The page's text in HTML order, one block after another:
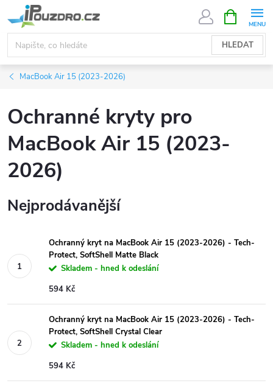
na
obsah
HLEDAT
NÁKUPNÍ
KOŠÍK
MacBook Air 15 (2023-2026)
Ochranné kryty pro
MacBook Air 15 (2023-
2026)
Nejprodávanější
Ochranný kryt na MacBook Air 15 (2023-2026) - Tech-
Protect, SoftShell Matte Black
Skladem - hned k odeslání
594 Kč
Ochranný kryt na MacBook Air 15 (2023-2026) - Tech-
Protect, SoftShell Crystal Clear
Skladem - hned k odeslání
594 Kč